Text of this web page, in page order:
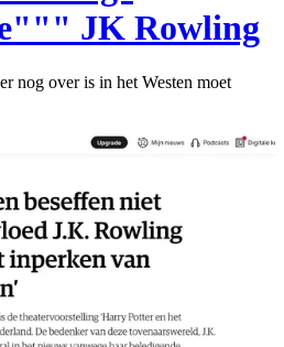
JK Rowling
nog over is in het Westen moet